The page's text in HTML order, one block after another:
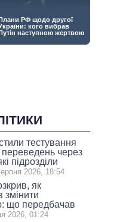
тестування
через
підрозділи
2026, 18:54
як
змінити
що передбачав
2026, 01:24